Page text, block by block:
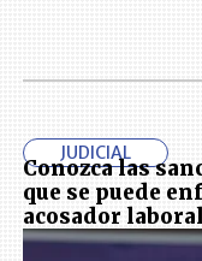
JUDICIAL
Conozca las
que se puede
acosador laboral